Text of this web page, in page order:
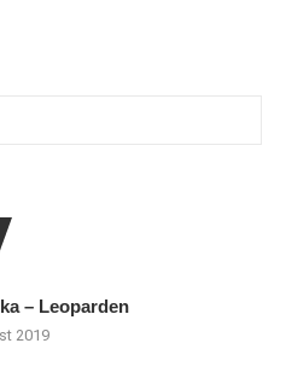
– Leoparden
2019